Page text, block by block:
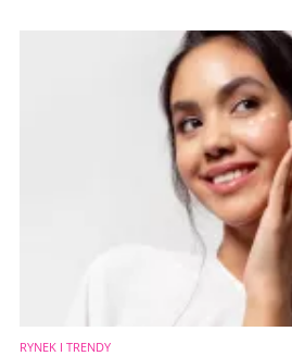
najbliższych latach wyznaczał kierunek
RYNEK I TRENDY